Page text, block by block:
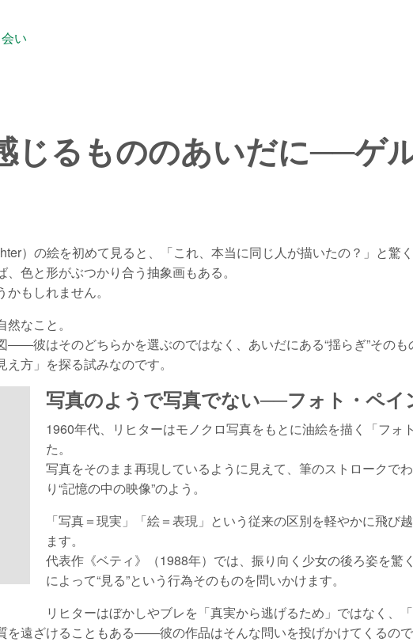
い
じるもののあいだに──ゲ
）の絵を初めて見ると、「これ、本当に同じ人が描いたの？」と驚
色と形がぶつかり合う抽象画もある。
もしれません。
なこと。
――彼はそのどちらかを選ぶのではなく、あいだにある“揺らぎ”その
方」を探る試みなのです。
写真のようで写真でない──フォト・ペイ
1960年代、リヒターはモノクロ写真をもとに油絵を描く「フ
た。
写真をそのまま再現しているように見えて、筆のストロークで
り“記憶の中の映像”のよう。
「写真＝現実」「絵＝表現」という従来の区別を軽やかに飛
ます。
代表作《ベティ》（1988年）では、振り向く少女の後ろ姿を驚
によって“見る”という行為そのものを問いかけます。
リヒターはぼかしやブレを「真実から逃げるため」ではなく、
を遠ざけることもある――彼の作品はそんな問いを投げかけてくるの